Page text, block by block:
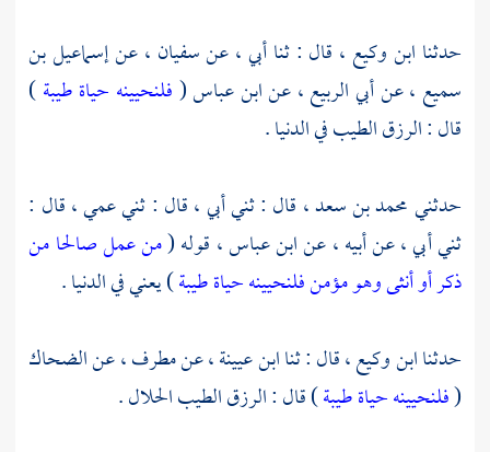
حدثنا ابن وكيع ، قال : ثنا أبي ، عنسفيان ،عنإسماعيل بن
سميع ، عنأبي الربيع ،عنابن عباس(فلنحيينه حياة طيبة)
قال : الرزق الطيب في الدنيا .
حدثنيمحمد بن سعد ، قال : ثني أبي ، قال : ثني عمي ، قال :
ثني أبي ، عن أبيه ، عنابن عباس ، قوله (من عمل صالحا من
ذكر أو أنثى وهو مؤمن فلنحيينه حياة طيبة) يعني في الدنيا .
حدثناابن وكيع ،قال : ثناابن عيينة ،عن مطرف ، عنالضحاك
(فلنحيينه حياة طيبة) قال : الرزق الطيب الحلال .